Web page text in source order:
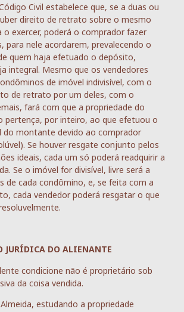
Civil estabelece que, se a duas ou
direito de retrato sobre o mesmo
o exercer, poderá o comprador fazer
para nele acordarem, prevalecendo o
quem haja efetuado o depósito,
integral. Mesmo que os vendedores
de imóvel indivisível, com o
de retrato por um deles, com o
fará com que a propriedade do
pertença, por inteiro, ao que efetuou o
do montante devido ao comprador
Se houver resgate conjunto pelos
ideais, cada um só poderá readquirir a
Se o imóvel for divisível, livre será a
de cada condômino, e, se feita com a
cada vendedor poderá resgatar o que
JURÍDICA DO ALIENANTE
condicione não é proprietário sob
da coisa vendida.
estudando a propriedade